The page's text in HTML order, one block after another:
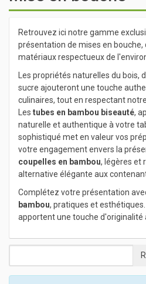
Retrouvez ici notre gamme
présentation de mises en bouche,
matériaux respectueux de
Les propriétés naturelles du bois,
sucre ajouteront une touche
culinaires, tout en respectant
Les tubes en bambou biseauté,
naturelle et authentique à votre
sophistiqué met en valeur vos
votre engagement envers la
coupelles en bambou, légères et
alternative élégante aux
Complétez votre présentation
bambou, pratiques et
apportent une touche d'originalité